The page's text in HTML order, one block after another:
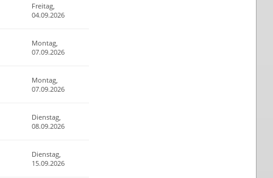
Freitag,
04.09.2026
Montag,
07.09.2026
Montag,
07.09.2026
Dienstag,
08.09.2026
Dienstag,
15.09.2026